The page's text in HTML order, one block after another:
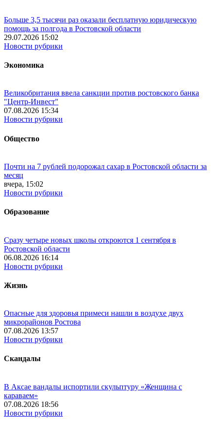
Больше 3,5 тысячи раз оказали бесплатную юридическую
помощь за полгода в Ростовской области
29.07.2026 15:02
Новости рубрики
Экономика
Великобритания ввела санкции против ростовского банка
"Центр-Инвест"
07.08.2026 15:34
Новости рубрики
Общество
Почти на 7 рублей подорожал сахар в Ростовской области за
месяц
вчера, 15:02
Новости рубрики
Образование
Сразу четыре новых школы откроются 1 сентября в
Ростовской области
06.08.2026 16:14
Новости рубрики
Жизнь
Опасные для здоровья примеси нашли в воздухе двух
микрорайонов Ростова
07.08.2026 13:57
Новости рубрики
Скандалы
В Аксае вандалы испортили скульптуру «Женщина с
караваем»
07.08.2026 18:56
Новости рубрики